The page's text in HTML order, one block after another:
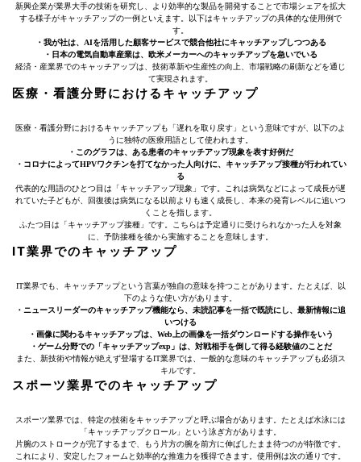
新興企業が業界大手の技術を研究し、より効率的な製品を開発することで市場シェアを拡大
する様子がキャッチアップの一例といえます。以下はキャッチアップの具体的な使用例で
す。
・我が社は、AIを活用した顧客サービスで競合他社にキャッチアップしつつある
・日本の電気自動車産業は、欧米メーカーへのキャッチアップを急いでいる
経済・産業界でのキャッチアップは、技術革新や生産性の向上、市場戦略の刷新などを通じ
て実現されます。
医療・看護分野におけるキャッチアップ
医療・看護分野におけるキャッチアップも「遅れを取り戻す」という意味ですが、以下のよ
うに独特の医療用語として使われます。
・このグラフは、ある患者のキャッチアップ現象を表す好例だ
・コロナによってHPVワクチンを打てなかった人向けに、キャッチアップ接種が行われてい
る
代表的な用語のひとつ目は「キャッチアップ現象」です。これは病気などによって成長が遅
れていた子どもが、回復後は病気になる以前よりも速く成長し、本来の発育レベルに追いつ
くことを指します。
ふたつ目は「キャッチアップ接種」です。こちらは予定通りに受けられなかった人を対象
に、予防接種を後から実施することを意味します。
IT業界でのキャッチアップ
IT業界でも、キャッチアップという言葉が独自の意味を持つことがあります。たとえば、以
下のような使い方があります。
・ニュースリーダーのキャッチアップ機能なら、未読記事を一括で既読にし、最新情報に追
いつける
・画像に関わるキャッチアップは、Web上の画像を一括ダウンロードする操作をいう
・ゲーム分野での「キャッチアップexp」は、対戦相手を倒して得る経験値のことだ
また、新技術や情報が絶えず登場するIT業界では、一般的な意味のキャッチアップも必須ス
キルです。
スポーツ業界でのキャッチアップ
スポーツ業界では、特定の技術をキャッチアップと呼ぶ場合があります。たとえば水泳には
「キャッチアップクロール」という泳ぎ方があります。
片腕のストロークが完了するまで、もう片方の腕を前方に伸ばしたまま待つのが特徴です。
これにより、安定したフォームと効率的な推進力を獲得できます。使用例は次の通りです。